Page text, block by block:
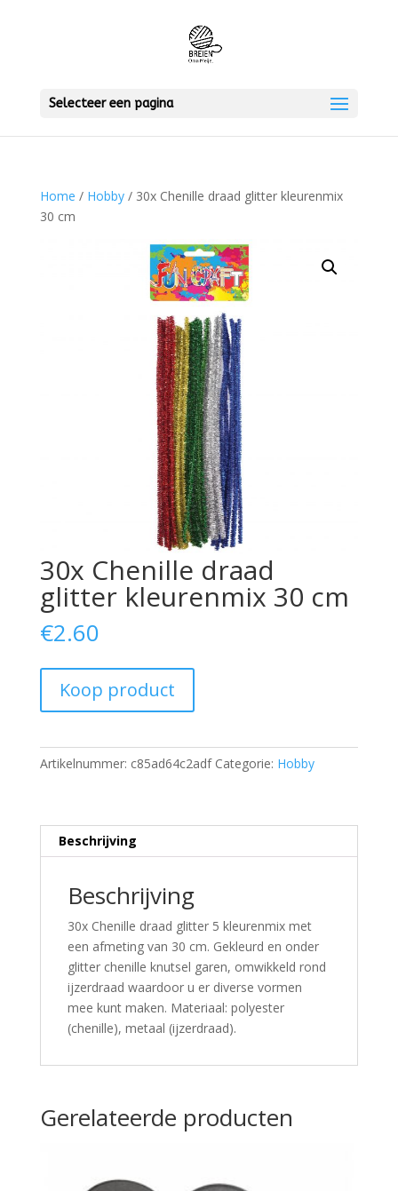
Selecteer een pagina
Home / Hobby/ 30x Chenille draad glitter kleurenmix
30 cm
30x Chenille draad
glitter kleurenmix 30 cm
€2.60
Koop product
Artikelnummer: c85ad64c2adf Categorie: Hobby
Beschrijving
Beschrijving
30x Chenille draad glitter 5 kleurenmix met
een afmeting van 30 cm. Gekleurd en onder
glitter chenille knutsel garen, omwikkeld rond
ijzerdraad waardoor u er diverse vormen
mee kunt maken. Materiaal: polyester
(chenille), metaal (ijzerdraad).
Gerelateerde producten